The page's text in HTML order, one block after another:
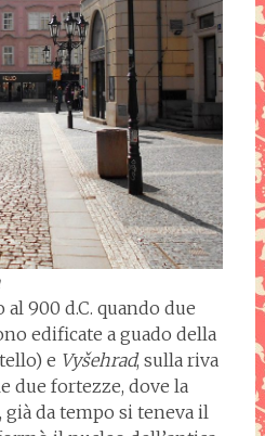
900 d.C. quando due
edificate a guado della
e Vyšehrad, sulla riva
due fortezze, dove la
già da tempo si teneva il